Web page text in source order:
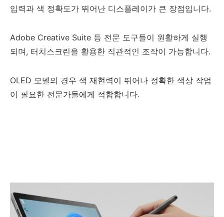
입력과 색 정확도가 뛰어난 디스플레이가 큰 장점입니다.
Adobe Creative Suite 등 전문 도구들이 원활하게 실행
되며, 터치스크린을 활용한 직관적인 조작이 가능합니다.
OLED 모델의 경우 색 재현력이 뛰어나 정확한 색상 작업
이 필요한 전문가들에게 적합합니다.